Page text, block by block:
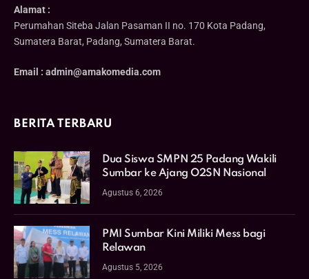
Alamat :
Perumahan Siteba Jalan Pasaman II no. 170 Kota Padang,
Sumatera Barat, Padang, Sumatera Barat.
Email : admin@amakomedia.com
BERITA TERBARU
Dua Siswa SMPN 25 Padang Wakili
Sumbar ke Ajang O2SN Nasional
Agustus 6, 2026
PMI Sumbar Kini Miliki Mess bagi
Relawan
Agustus 5, 2026